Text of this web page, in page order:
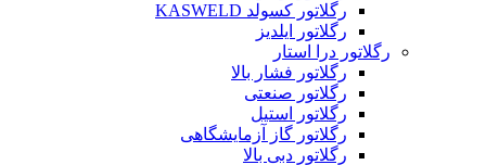
رگلاتور کسولد KASWELD
رگلاتور ایلدیز
رگلاتور درا استار
رگلاتور فشار بالا
رگلاتور صنعتی
رگلاتور استیل
رگلاتور گاز آزمایشگاهی
رگلاتور دبی بالا